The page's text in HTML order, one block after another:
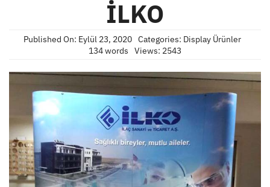
İLKO
Published On: Eylül 23, 2020 Categories: Display Ürünler
134 words
Views: 2543